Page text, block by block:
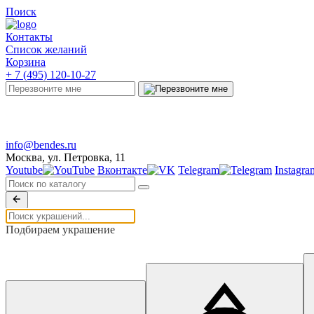
Поиск
Контакты
Список желаний
Корзина
+ 7 (495) 120-10-27
info@bendes.ru
Москва, ул. Петровка, 11
Youtube
Вконтакте Telegram
Подбираем украшение